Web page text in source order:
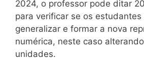
2024, o professor pode ditar
para verificar se os
generalizar e formar a nova
numérica, neste caso
unidades.